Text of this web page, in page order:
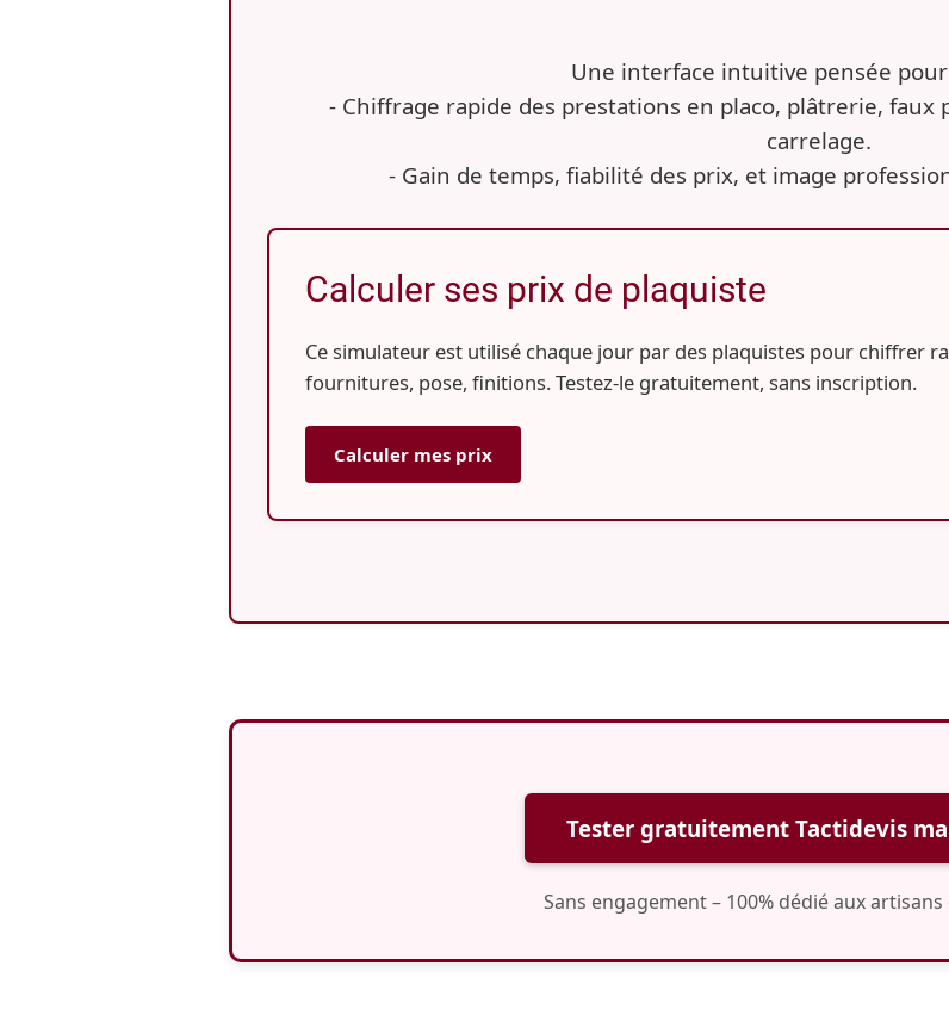
Une interface intuitive pensée
- Chiffrage rapide des prestations en placo, plâtrerie, faux
carrelage.
- Gain de temps, fiabilité des prix, et image
Calculer ses prix de plaquiste
Ce simulateur est utilisé chaque jour par des plaquistes pour chiffrer
fournitures, pose, finitions. Testez-le gratuitement, sans inscription.
Calculer mes prix
Tester gratuitement Tactidevis
Sans engagement – 100% dédié aux